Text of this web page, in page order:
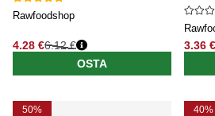
Rawfoodshop
4.28 €
Normaali hinta
6.12 €
OSTA
3.36 €
50% 40%